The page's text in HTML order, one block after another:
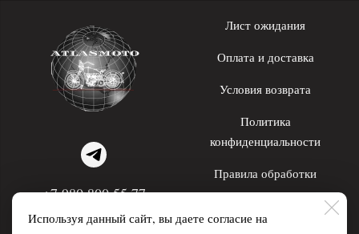
Используя данный сайт, вы даете согласие на
+7 980 800 55 77
WhatsApp; Telegram
Лист ожидания
Оплата и доставка
Условия возврата
Политика
конфиденциальности
Правила обработки
персональных данных